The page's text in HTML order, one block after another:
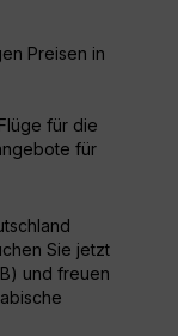
Preisen in
für die
für
Sie jetzt
und freuen